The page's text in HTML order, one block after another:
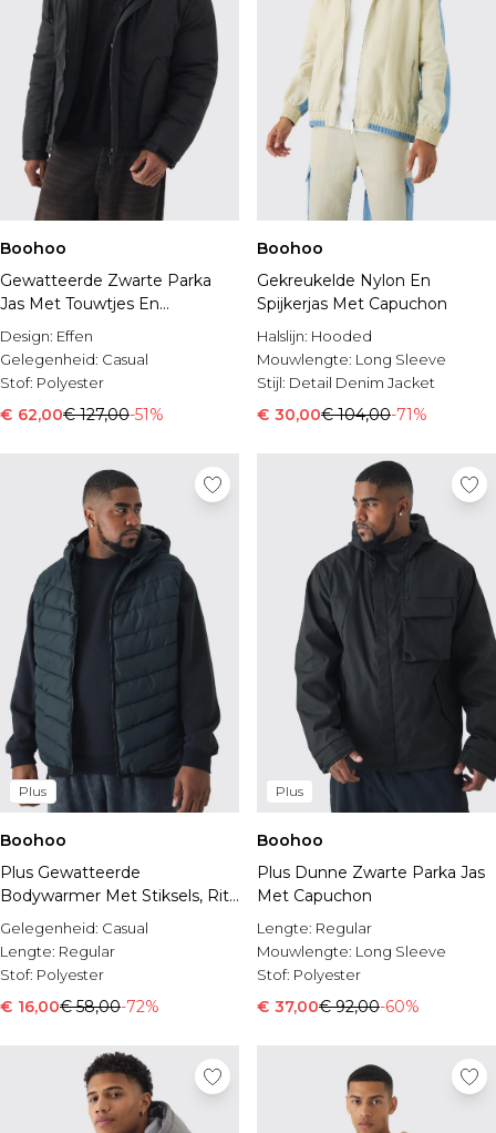
Boohoo
Gewatteerde Zwarte Parka
Jas Met Touwtjes En
Capuchon
Design: Effen
Gelegenheid: Casual
Stof: Polyester
€ 62,00€ 127,00-51%
Boohoo
Gekreukelde Nylon En
Spijkerjas Met Capuchon
Halslijn: Hooded
Mouwlengte: Long Sleeve
Stijl: Detail Denim Jacket
€ 30,00€ 104,00-71%
Plus
Boohoo
Plus Gewatteerde
Bodywarmer Met Stiksels, Rits
En Capuchon In Zwart
Gelegenheid: Casual
Lengte: Regular
Stof: Polyester
€ 16,00€ 58,00-72%
Plus
Boohoo
Plus Dunne Zwarte Parka Jas
Met Capuchon
Lengte: Regular
Mouwlengte: Long Sleeve
Stof: Polyester
€ 37,00€ 92,00-60%